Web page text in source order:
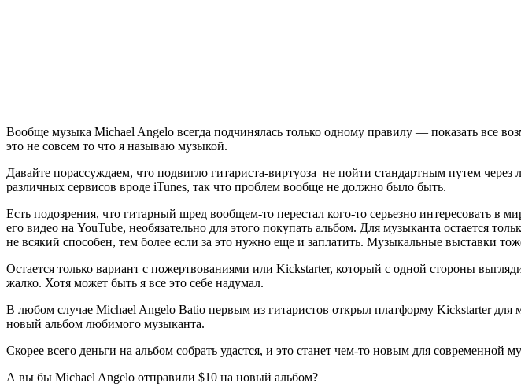
Вообще музыка Michael Angelo всегда подчинялась только одному правилу — показать все
это не совсем то что я называю музыкой.
Давайте порассуждаем, что подвигло гитариста-виртуоза не пойти стандартным путем
различных сервисов вроде iTunes, так что проблем вообще не должно было быть.
Есть подозрения, что гитарный шред вообщем-то перестал кого-то серьезно интересовать
его видео на YouTube, необязательно для этого покупать альбом. Для музыканта остается
не всякий способен, тем более если за это нужно еще и заплатить. Музыкальные выставки
Остается только вариант с пожертвованиями или Kickstarter, который с одной стороны
жалко. Хотя может быть я все это себе надумал.
В любом случае Michael Angelo Batio первым из гитаристов открыл платформу Kickstarter
новый альбом любимого музыканта.
Скорее всего деньги на альбом собрать удастся, и это станет чем-то новым для современной
А вы бы Michael Angelo отправили $10 на новый альбом?